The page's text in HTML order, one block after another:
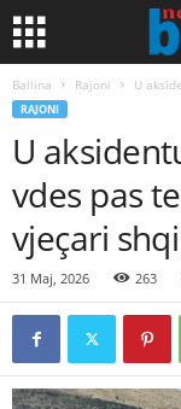
Ballina Rajoni U
RAJONI
U
vdes pas
vjeçari
31 Maj, 2026 263